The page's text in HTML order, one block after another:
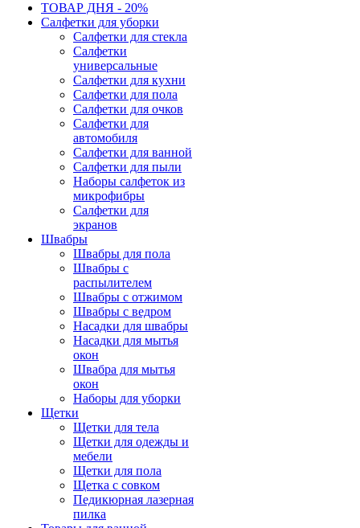
ТОВАР ДНЯ - 20%
Салфетки для уборки
Салфетки для стекла
Салфетки
универсальные
Салфетки для кухни
Салфетки для пола
Салфетки для очков
Салфетки для
автомобиля
Салфетки для ванной
Салфетки для пыли
Наборы салфеток из
микрофибры
Салфетки для
экранов
Швабры
Швабры для пола
Швабры с
распылителем
Швабры с отжимом
Швабры с ведром
Насадки для швабры
Насадки для мытья
окон
Швабра для мытья
окон
Наборы для уборки
Щетки
Щетки для тела
Щетки для одежды и
мебели
Щетки для пола
Щетка с совком
Педикюрная лазерная
пилка